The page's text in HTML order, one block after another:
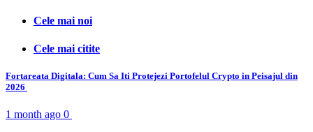
Cele mai noi
Cele mai citite
Fortareata Digitala: Cum Sa Iti Protejezi Portofelul Crypto in Peisajul din
2026
1 month ago 0